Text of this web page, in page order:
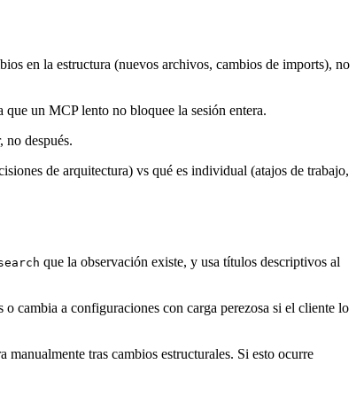
en la estructura (nuevos archivos, cambios de imports), no
un MCP lento no bloquee la sesión entera.
después.
de arquitectura) vs qué es individual (atajos de trabajo,
que la observación existe, y usa títulos descriptivos al
o cambia a configuraciones con carga perezosa si el cliente lo
manualmente tras cambios estructurales. Si esto ocurre